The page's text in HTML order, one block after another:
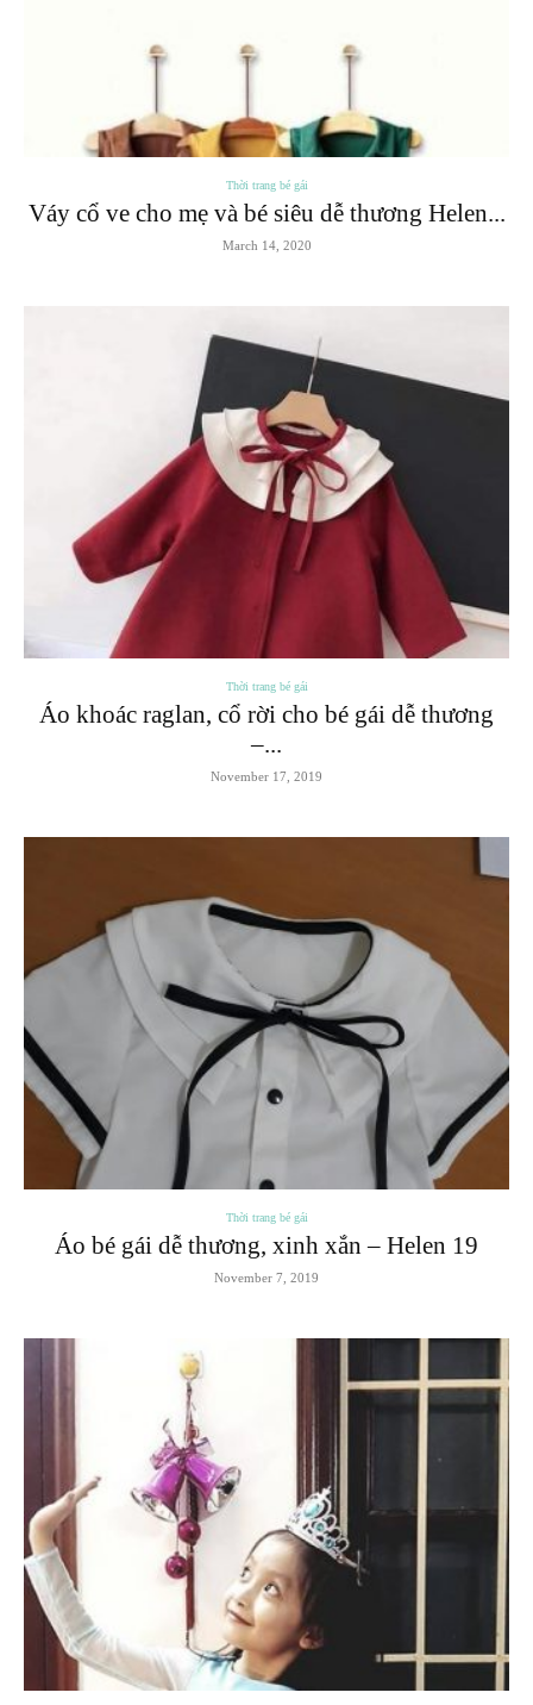
Thời trang bé gái
Váy cổ ve cho mẹ và bé siêu dễ thương Helen...
March 14, 2020
Thời trang bé gái
Áo khoác raglan, cổ rời cho bé gái dễ thương
–...
November 17, 2019
Thời trang bé gái
Áo bé gái dễ thương, xinh xắn – Helen 19
November 7, 2019